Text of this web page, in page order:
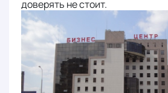
доверять не стоит.